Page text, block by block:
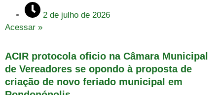
2 de julho de 2026
Acessar »
ACIR protocola oficio na Câmara Municipal
de Vereadores se opondo à proposta de
criação de novo feriado municipal em